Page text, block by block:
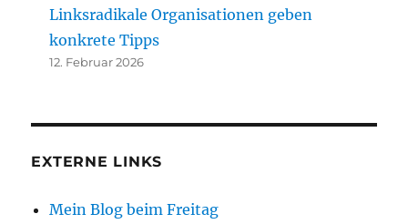
Linksradikale Organisationen geben
konkrete Tipps
12. Februar 2026
EXTERNE LINKS
Mein Blog beim Freitag